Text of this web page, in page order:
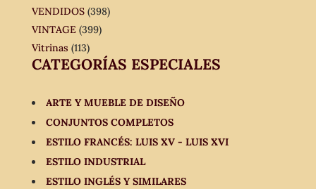
VENDIDOS (398)
VINTAGE (399)
Vitrinas (113)
CATEGORÍAS ESPECIALES
ARTE Y MUEBLE DE DISEÑO
CONJUNTOS COMPLETOS
ESTILO FRANCÉS: LUIS XV - LUIS XVI
ESTILO INDUSTRIAL
ESTILO INGLÉS Y SIMILARES